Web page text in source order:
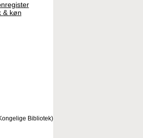
& køn
Bibliotek)